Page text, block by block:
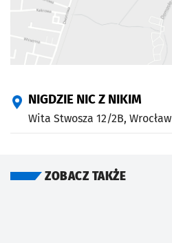
NIGDZIE NIC Z NIKIM
Wita Stwosza 12/2B, Wrocław
ZOBACZ TAKŻE